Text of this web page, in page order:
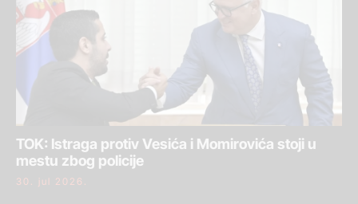
TOK: Istraga protiv Vesića i Momirovića stoji u
mestu zbog policije
30. jul 2026.